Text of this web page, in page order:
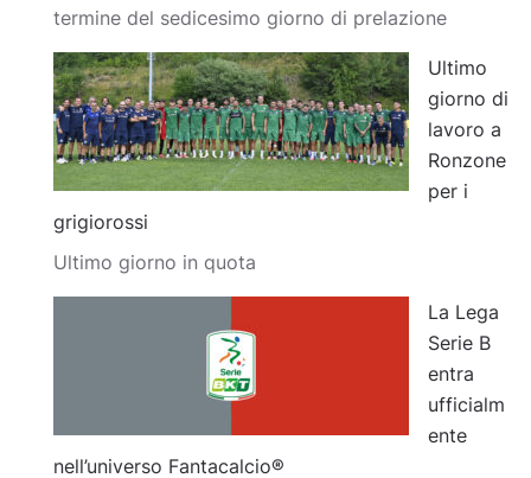
termine del sedicesimo giorno di prelazione
Ultimo
giorno di
lavoro a
Ronzone
per i
grigiorossi
Ultimo giorno in quota
La Lega
Serie B
entra
ufficialm
ente
nell’universo Fantacalcio®